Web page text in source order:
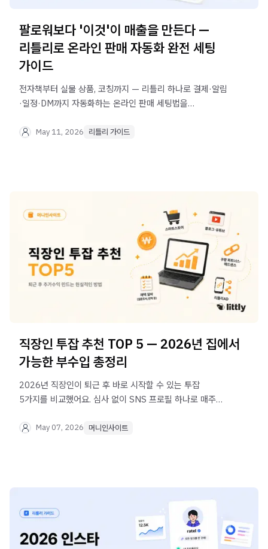
팔로워보다 '이것'이 매출을 만든다 —
리틀리로 온라인 판매 자동화 완전 세팅
가이드
전자책부터 실물 상품, 코칭까지 — 리틀리 하나로 결제·알림
·일정·DM까지 자동화하는 온라인 판매 세팅법을
May 11, 2026 리틀리 가이드
직장인 투잡 추천 TOP 5 — 2026년 집에서
가능한 부수입 총정리
2026년 직장인이 퇴근 후 바로 시작할 수 있는 투잡
5가지를 비교했어요. 심사 없이 SNS 프로필 하나로 매주
May 07, 2026 머니인사이트